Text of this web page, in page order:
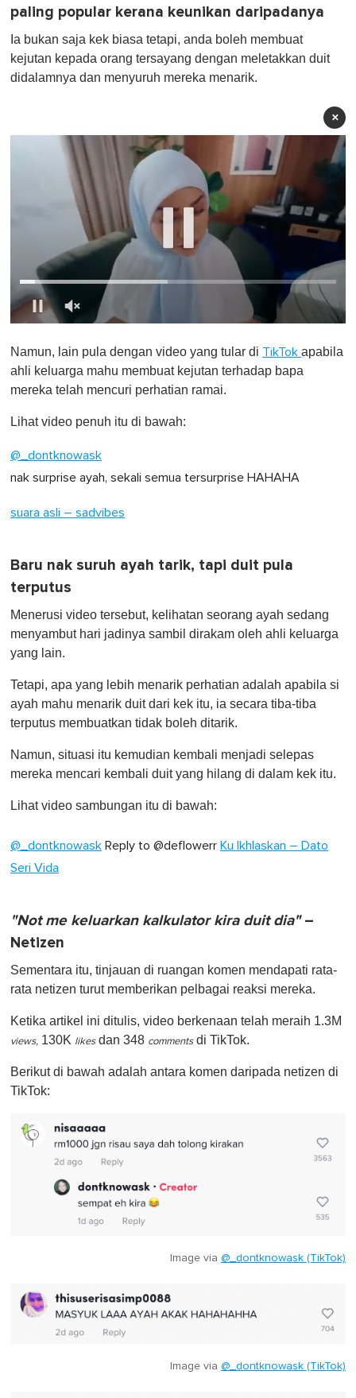
paling popular kerana keunikan daripadanya
Ia bukan saja kek biasa tetapi, anda boleh membuat
kejutan kepada orang tersayang dengan meletakkan duit
didalamnya dan menyuruh mereka menarik.
×
f
1
i
u
,
Namun, lain pula dengan video yang tular di TikTok apabila
ahli keluarga mahu membuat kejutan terhadap bapa
mereka telah mencuri perhatian ramai.
Lihat video penuh itu di bawah:
@_dontknowask
nak surprise ayah, sekali semua tersurprise HAHAHA
suara asli – sadvibes
Baru nak suruh ayah tarik, tapi duit pula
terputus
Menerusi video tersebut, kelihatan seorang ayah sedang
menyambut hari jadinya sambil dirakam oleh ahli keluarga
yang lain.
Tetapi, apa yang lebih menarik perhatian adalah apabila si
ayah mahu menarik duit dari kek itu, ia secara tiba-tiba
terputus membuatkan tidak boleh ditarik.
Namun, situasi itu kemudian kembali menjadi selepas
mereka mencari kembali duit yang hilang di dalam kek itu.
Lihat video sambungan itu di bawah:
@_dontknowask Reply to @deflowerr Ku Ikhlaskan – Dato
Seri Vida
"Not me keluarkan kalkulator kira duit dia"–
Netizen
Sementara itu, tinjauan di ruangan komen mendapati rata-
rata netizen turut memberikan pelbagai reaksi mereka.
Ketika artikel ini ditulis, video berkenaan telah meraih 1.3M
views, 130K likesdan 348 commentsdi TikTok.
Berikut di bawah adalah antara komen daripada netizen di
TikTok:
Image via @_dontknowask (TikTok)
Image via @_dontknowask (TikTok)